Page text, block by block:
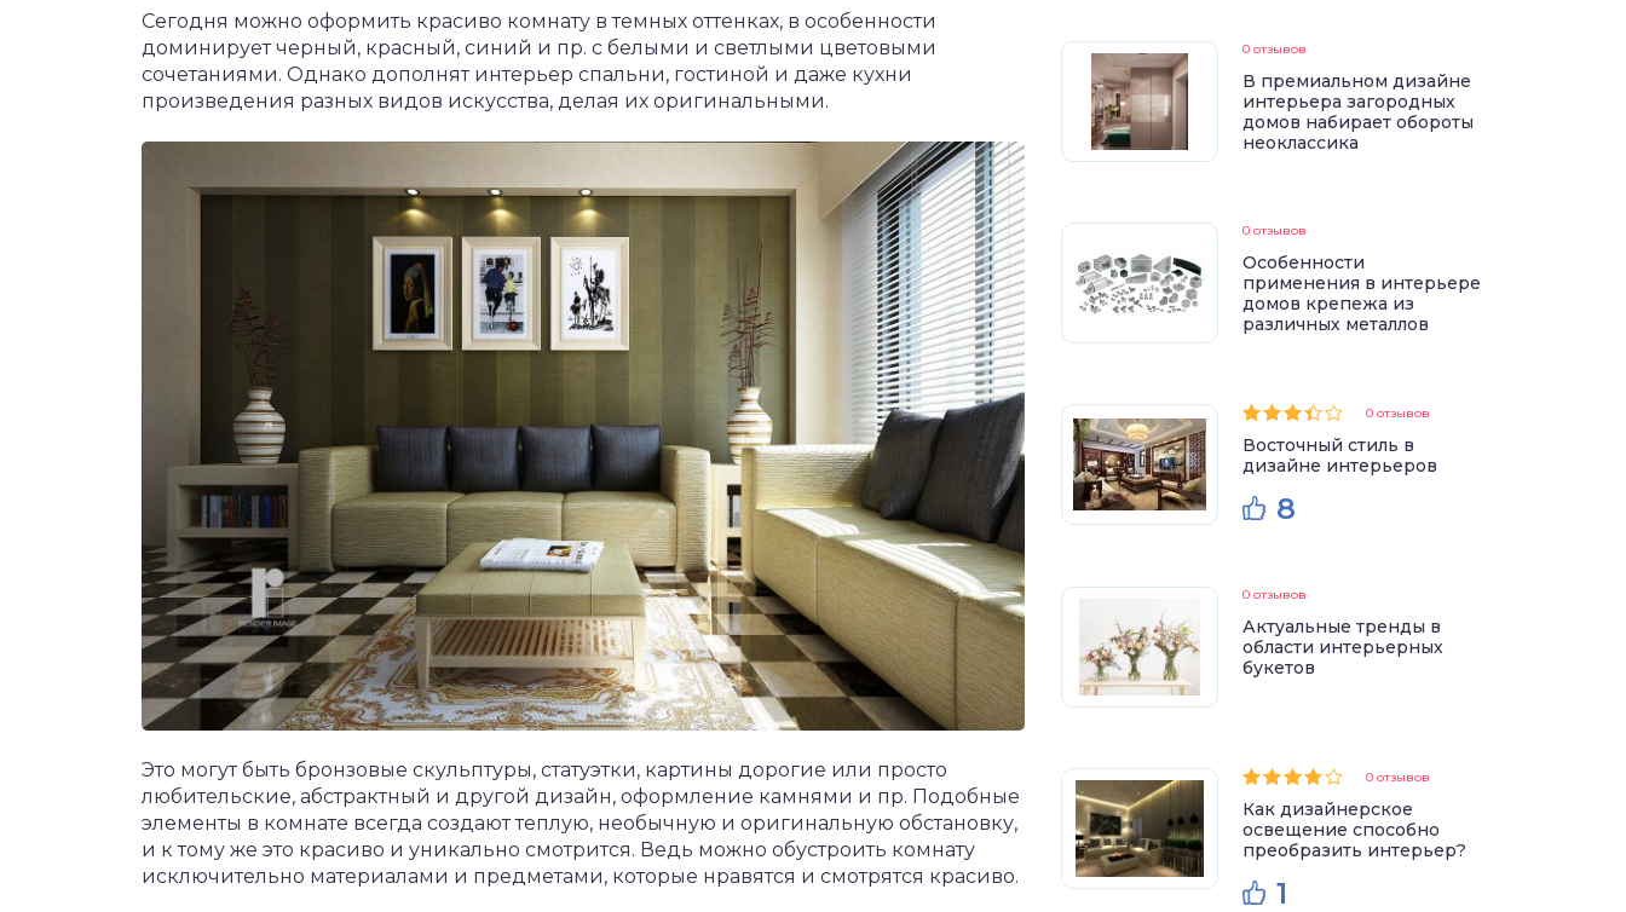
Сегодня можно оформить красиво комнату в темных оттенках, в особенности
доминирует черный, красный, синий и пр. с белыми и светлыми цветовыми
сочетаниями. Однако дополнят интерьер спальни, гостиной и даже кухни
произведения разных видов искусства, делая их оригинальными.
Это могут быть бронзовые скульптуры, статуэтки, картины дорогие или просто
любительские, абстрактный и другой дизайн, оформление камнями и пр. Подобные
элементы в комнате всегда создают теплую, необычную и оригинальную обстановку,
и к тому же это красиво и уникально смотрится. Ведь можно обустроить комнату
исключительно материалами и предметами, которые нравятся и смотрятся красиво.
0 отзывов
В премиальном дизайне
интерьера загородных
домов набирает обороты
неоклассика
0 отзывов
Особенности
применения в интерьере
домов крепежа из
различных металлов
0 отзывов
Восточный стиль в
дизайне интерьеров
8
0 отзывов
Актуальные тренды в
области интерьерных
букетов
0 отзывов
Как дизайнерское
освещение способно
преобразить интерьер?
1